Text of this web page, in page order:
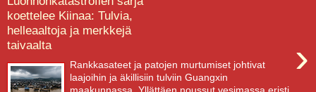
koettelee Kiinaa: Tulvia,
helleaaltoja ja merkkejä
taivaalta
›
Rankkasateet ja patojen murtumiset johtivat
laajoihin ja äkillisiin tulviin Guangxin